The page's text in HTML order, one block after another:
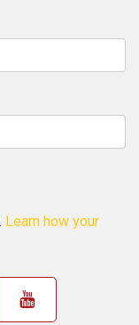
Learn how your